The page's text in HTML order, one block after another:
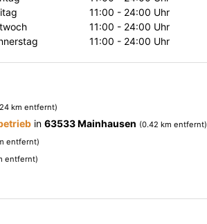
11:00 - 24:00 Uhr
11:00 - 24:00 Uhr
11:00 - 24:00 Uhr
km entfernt)
in 63533 Mainhausen (0.42 km entfernt)
entfernt)
entfernt)